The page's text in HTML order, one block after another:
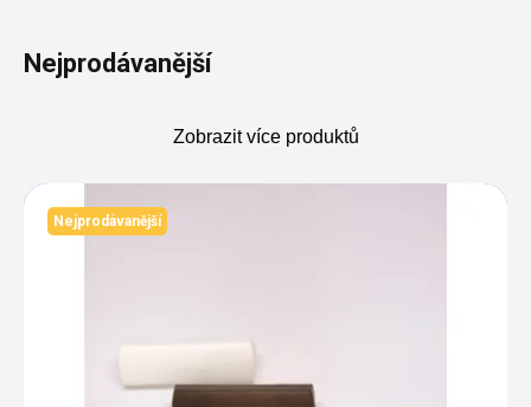
Nejprodávanější
Zobrazit více produktů
Výpis
produktů
Nejprodávanější